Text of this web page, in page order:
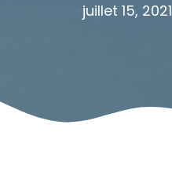
juillet 15, 2021